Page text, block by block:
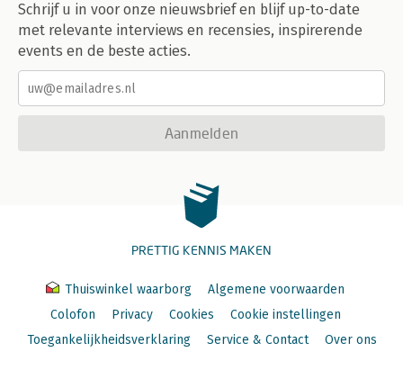
Schrijf u in voor onze nieuwsbrief en blijf up-to-date
met relevante interviews en recensies, inspirerende
events en de beste acties.
Aanmelden
PRETTIG KENNIS MAKEN
Thuiswinkel waarborg
Algemene voorwaarden
Colofon
Privacy Cookies
Cookie instellingen
Toegankelijkheidsverklaring
Service & Contact Over ons